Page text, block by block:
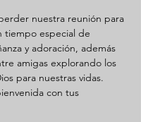
nuestra reunión para
especial de
y adoración, además
amigas explorando los
para nuestras vidas.
con tus